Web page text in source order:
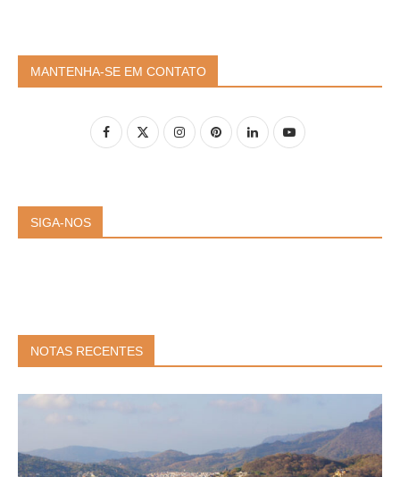
MANTENHA-SE EM CONTATO
SIGA-NOS
NOTAS RECENTES